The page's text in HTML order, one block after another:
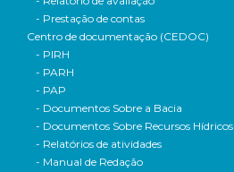
- Prestação de contas
Centro de documentação (CEDOC)
- PIRH
- PARH
- PAP
- Documentos Sobre a Bacia
- Documentos Sobre Recursos Hídricos
- Relatórios de atividades
- Manual de Redação